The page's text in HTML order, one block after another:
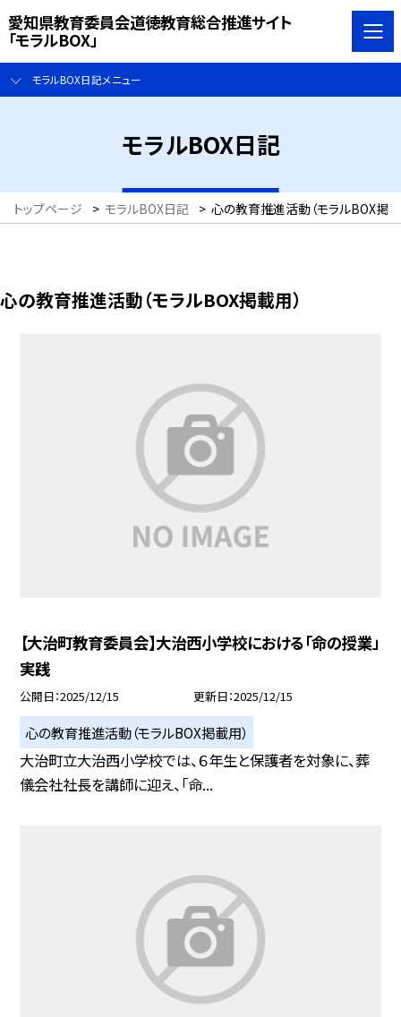
愛知県教育委員会道徳教育総合推進サイト
「モラルBOX」
モラルBOX日記メニュー
モラルBOX日記
トップページ > モラルBOX日記 > 心の教育推進活動（モラルBOX掲載
心の教育推進活動（モラルBOX掲載用）
【大治町教育委員会】大治西小学校における「命の授業」
実践
公開日 2025/12/15 更新日 2025/12/15
心の教育推進活動（モラルBOX掲載用）
大治町立大治西小学校では、６年生と保護者を対象に、葬
儀会社社長を講師に迎え、「命...